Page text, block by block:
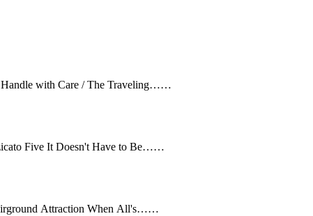
Go All The Way / Raspberries Speakers' Corner / Suzanne Vega Handle with Care / The Traveling……
Am I The Same Girl / Swing Out Sister Sweet Soul Revue / Pizzicato Five It Doesn't Have to Be……
I Love Your Smile (Drizabone Single Mix) / Shanice Perfect / Fairground Attraction When All's……